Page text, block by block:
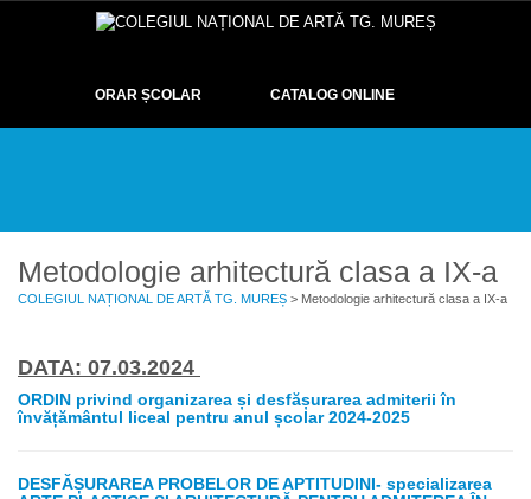
ORAR ȘCOLAR CATALOG ONLINE
Metodologie arhitectură clasa a IX-a
COLEGIUL NAȚIONAL DE ARTĂ TG. MUREȘ > Metodologie arhitectură clasa a IX-a
DATA: 07.03.2024
ORDIN privind organizarea și desfășurarea admiterii în
învățământul liceal pentru anul școlar 2024-2025
DESFĂȘURAREA PROBELOR DE APTITUDINI- specializarea